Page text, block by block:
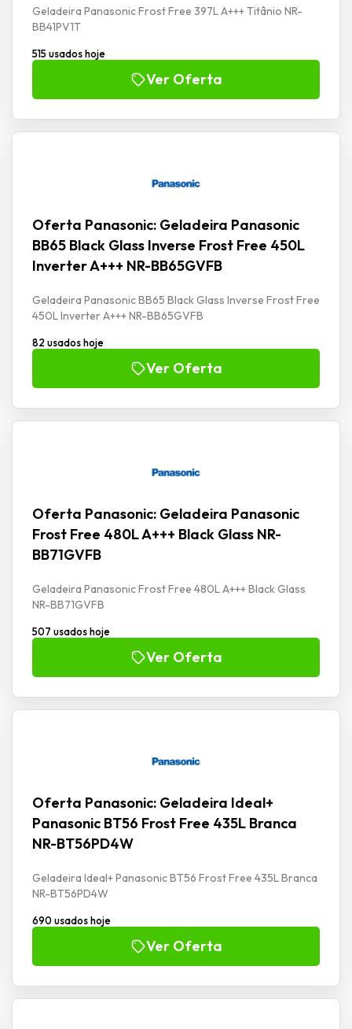
Geladeira Panasonic Frost Free 397L A+++ Titânio NR-
BB41PV1T
515 usados hoje
Ver Oferta
Oferta Panasonic: Geladeira Panasonic
BB65 Black Glass Inverse Frost Free 450L
Inverter A+++ NR-BB65GVFB
Geladeira Panasonic BB65 Black Glass Inverse Frost Free
450L Inverter A+++ NR-BB65GVFB
82 usados hoje
Ver Oferta
Oferta Panasonic: Geladeira Panasonic
Frost Free 480L A+++ Black Glass NR-
BB71GVFB
Geladeira Panasonic Frost Free 480L A+++ Black Glass
NR-BB71GVFB
507 usados hoje
Ver Oferta
Oferta Panasonic: Geladeira Ideal+
Panasonic BT56 Frost Free 435L Branca
NR-BT56PD4W
Geladeira Ideal+ Panasonic BT56 Frost Free 435L Branca
NR-BT56PD4W
690 usados hoje
Ver Oferta